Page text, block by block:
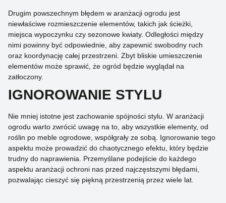
Drugim powszechnym błędem w aranżacji ogrodu jest
niewłaściwe rozmieszczenie elementów, takich jak ścieżki,
miejsca wypoczynku czy sezonowe kwiaty. Odległości między
nimi powinny być odpowiednie, aby zapewnić swobodny ruch
oraz koordynację całej przestrzeni. Zbyt bliskie umieszczenie
elementów może sprawić, że ogród będzie wyglądał na
zatłoczony.
IGNOROWANIE STYLU
Nie mniej istotne jest zachowanie spójności stylu. W aranżacji
ogrodu warto zwrócić uwagę na to, aby wszystkie elementy, od
roślin po meble ogrodowe, współgrały ze sobą. Ignorowanie tego
aspektu może prowadzić do chaotycznego efektu, który będzie
trudny do naprawienia. Przemyślane podejście do każdego
aspektu aranżacji ochroni nas przed najczęstszymi błędami,
pozwalając cieszyć się piękną przestrzenią przez wiele lat.